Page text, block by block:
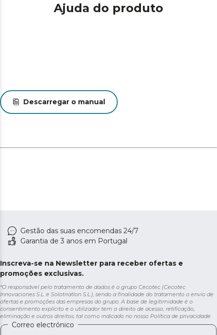
Ajuda do produto
Descarregar o manual
Gestão das suas encomendas 24/7
Garantia de 3 anos em Portugal
Inscreva-se na Newsletter para receber ofertas e
promoções exclusivas.
*O responsável pelo tratamento de dados é o grupo Cecotec (Cecotec
Innovaciones S.L. e Solotriatlon S.L.), sendo a finalidade do tratamento o envio de
ofertas e promoções das empresas do grupo. A base de legitimidade é o
consentimento explícito e o utilizador tem o direito de acesso, retificação,
eliminação e outros direitos, tal como indicado no nosso Política de privacidade
Correo electrónico